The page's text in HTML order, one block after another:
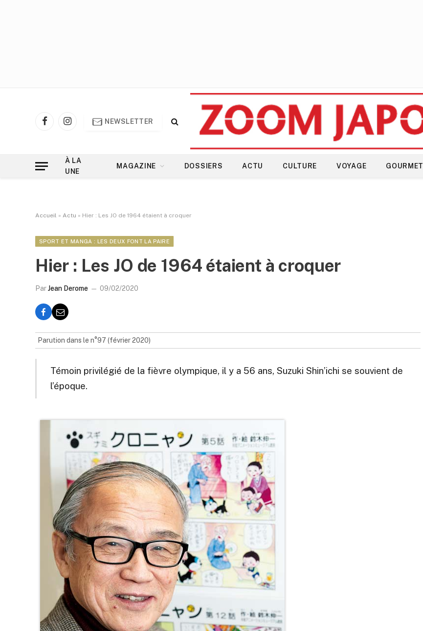
FacebookInstagram
NEWSLETTER
À LA
UNE
MAGAZINE DOSSIERS ACTU CULTURE VOYAGE GOURMET
Accueil » Actu » Hier : Les JO de 1964 étaient à croquer
SPORT ET MANGA : LES DEUX FONT LA PAIRE
Hier : Les JO de 1964 étaient à croquer
ParJean Derome 09/02/2020
Parution dans le n°97 (février 2020)
Témoin privilégié de la fièvre olympique, il y a 56 ans, Suzuki Shin’ichi se souvient de
l’époque.